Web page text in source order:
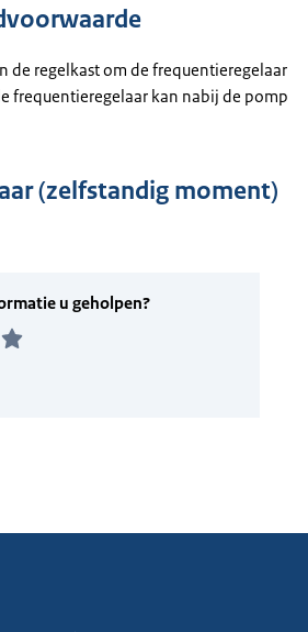
de regelkast om de frequentieregelaar
frequentieregelaar kan nabij de pomp
(zelfstandig moment)